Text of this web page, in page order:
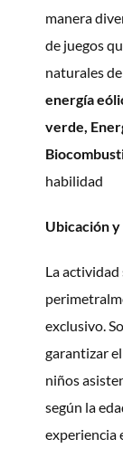
manera
de juegos
naturales
energía
verde,
habilidad
Ubicación
La actividad
exclusivo.
garantizar
niños
según la
experiencia